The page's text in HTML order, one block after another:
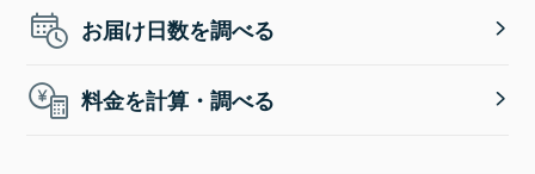
お届け日数を調べる
料金を計算・調べる